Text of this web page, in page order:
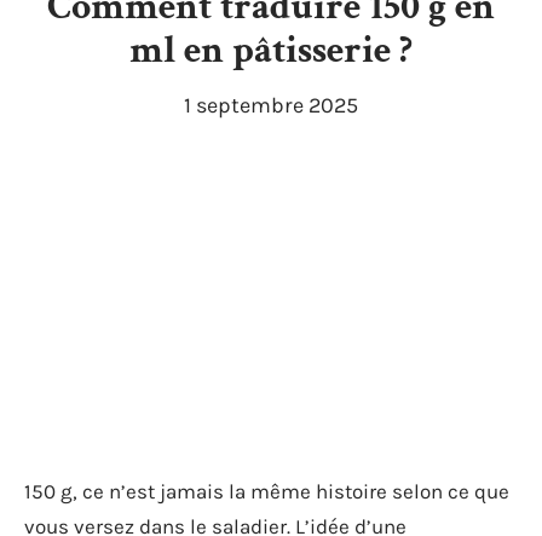
ml en pâtisserie ?
1 septembre 2025
150 g, ce n’est jamais la même histoire selon ce que
vous versez dans le saladier. L’idée d’une